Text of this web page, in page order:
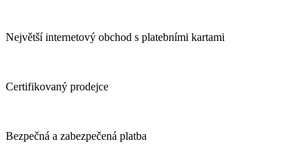
Největší internetový obchod s platebními kartami
Certifikovaný prodejce
Bezpečná a zabezpečená platba